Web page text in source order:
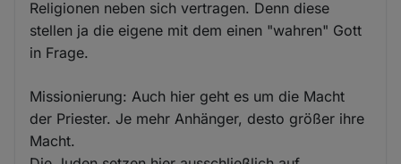
Religionen neben sich vertragen. Denn diese
stellen ja die eigene mit dem einen "wahren" Gott
in Frage.
Missionierung: Auch hier geht es um die Macht
der Priester. Je mehr Anhänger, desto größer ihre
Macht.